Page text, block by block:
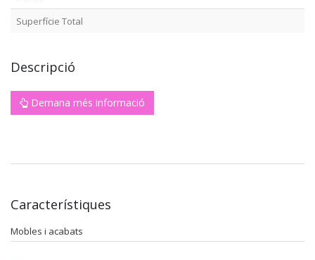
Superfície Total
Descripció
Demana més informació
Característiques
Mobles i acabats